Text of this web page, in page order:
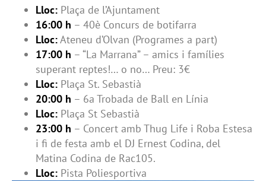
Lloc: Plaça de l’Ajuntament
16:00 h – 40è Concurs de botifarra
Lloc:Ateneu d’Olvan (Programes a part)
17:00 h – “La Marrana” – amics i famílies
superant reptes!… o no… Preu: 3€
Lloc: Plaça St. Sebastià
20:00 h – 6a Trobada de Ball en Línia
Lloc: Plaça St Sebastià
23:00 h – Concert amb Thug Life i Roba Estesa
i fi de festa amb el DJ Ernest Codina, del
Matina Codina de Rac105.
Lloc: Pista Poliesportiva